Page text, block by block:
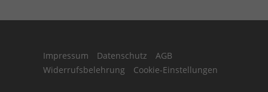
Impressum Datenschutz
AGB
Widerrufsbelehrung
Cookie-Einstellungen